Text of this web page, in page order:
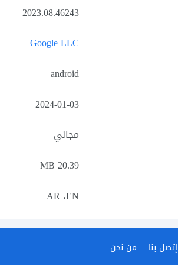
2023.08.46243
Google LLC
android
2024-01-03
مجاني
20.39 MB
AR ،EN
إتصل بنا من نحن